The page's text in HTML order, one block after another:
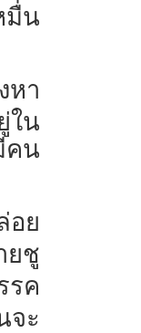
มื่น
หา
ใน
คน
อย
ยชู
รค
จะ